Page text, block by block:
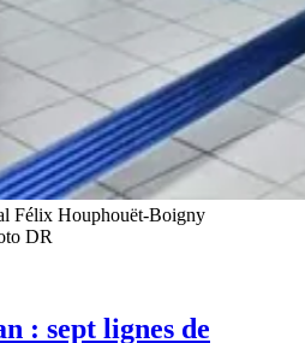
Félix Houphouët-Boigny
DR
: sept lignes de